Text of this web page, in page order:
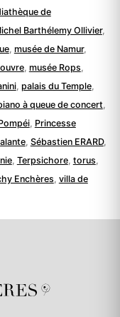
de
Barthélemy Ollivier,
, musée de Namur,
, musée Rops,
, palais du Temple,
à queue de concert,
, Princesse
, Sébastien ERARD,
, Terpsichore, torus,
Enchères, villa de